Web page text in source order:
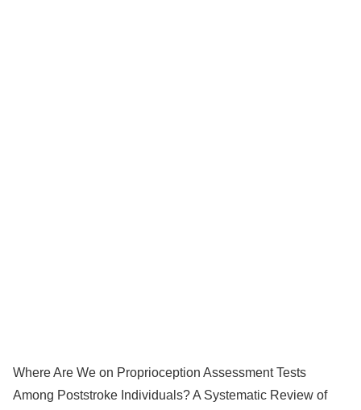
Where Are We on Proprioception Assessment Tests
Among Poststroke Individuals? A Systematic Review of